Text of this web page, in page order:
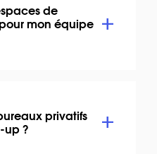
de
mon équipe
privatifs
up ?